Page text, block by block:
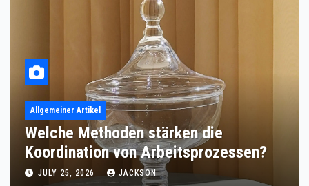
Allgemeiner Artikel
Welche Methoden stärken die
Koordination von Arbeitsprozessen?
JULY 25, 2026 JACKSON